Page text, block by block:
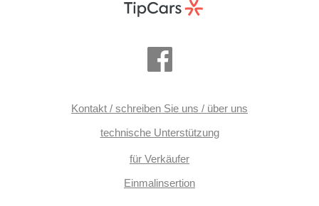
Kontakt / schreiben Sie uns / über uns
technische Unterstützung
für Verkäufer
Einmalinsertion